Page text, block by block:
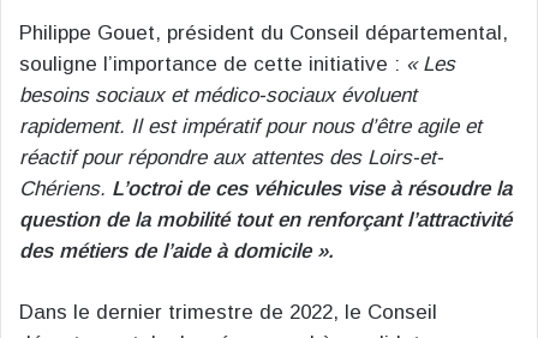
Philippe Gouet, président du Conseil départemental,
souligne l’importance de cette initiative : « Les
besoins sociaux et médico-sociaux évoluent
rapidement. Il est impératif pour nous d’être agile et
réactif pour répondre aux attentes des Loirs-et-
Chériens. L’octroi de ces véhicules vise à résoudre la
question de la mobilité tout en renforçant l’attractivité
des métiers de l’aide à domicile ».
Dans le dernier trimestre de 2022, le Conseil